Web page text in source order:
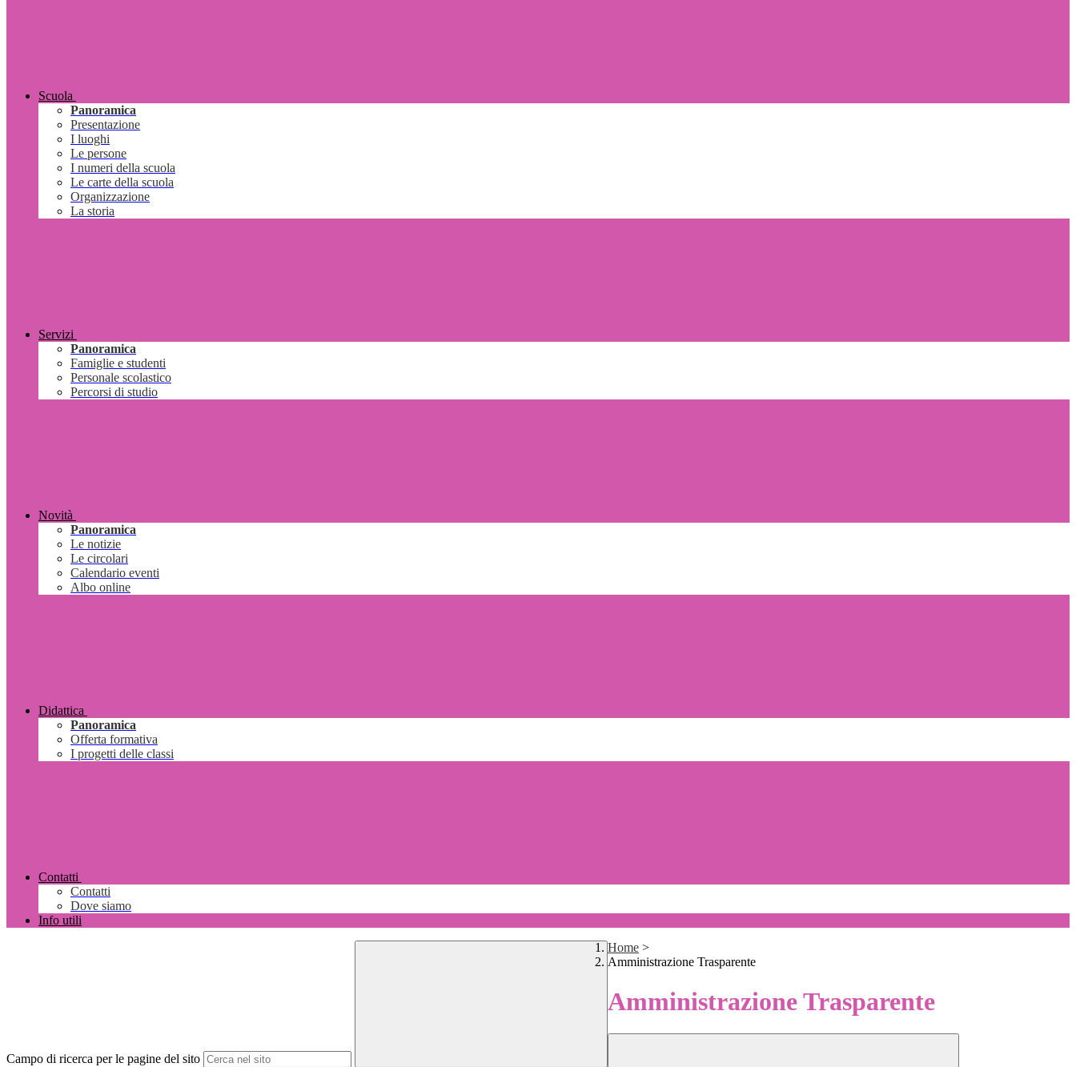
Scuola
Panoramica
Presentazione
I luoghi
Le persone
I numeri della scuola
Le carte della scuola
Organizzazione
La storia
Servizi
Panoramica
Famiglie e studenti
Personale scolastico
Percorsi di studio
Novità
Panoramica
Le notizie
Le circolari
Calendario eventi
Albo online
Didattica
Panoramica
Offerta formativa
I progetti delle classi
Contatti
Contatti
Dove siamo
Info utili
Campo di ricerca per le pagine del sito
Home >
Amministrazione Trasparente
Amministrazione Trasparente